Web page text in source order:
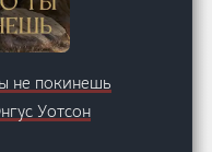
не покинешь
Уотсон